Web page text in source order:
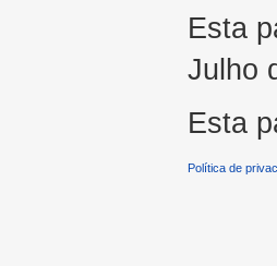
Esta
Julho
Esta
Política de